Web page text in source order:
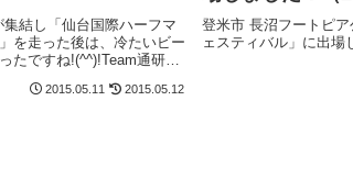
結し「仙台国際ハーフマ
を走った後は、冷たいビー
たですね!(^^)!Team通研の
2015.05.11 2015.05.12
登米市 長沼フートピ
ェスティバル」に出場